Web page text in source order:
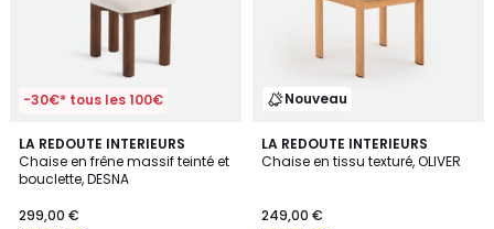
-30€* tous les 100€
LA REDOUTE INTERIEURS
Chaise en frêne massif teinté et
bouclette, DESNA
299,00 €
Nouveau
LA REDOUTE INTERIEURS
Chaise en tissu texturé, OLIVER
249,00 €
2
Couleurs